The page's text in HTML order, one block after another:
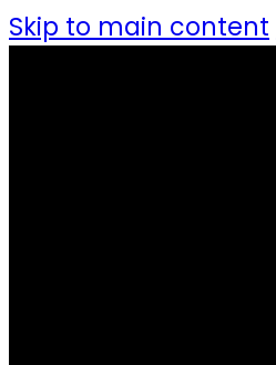
Skip to main content